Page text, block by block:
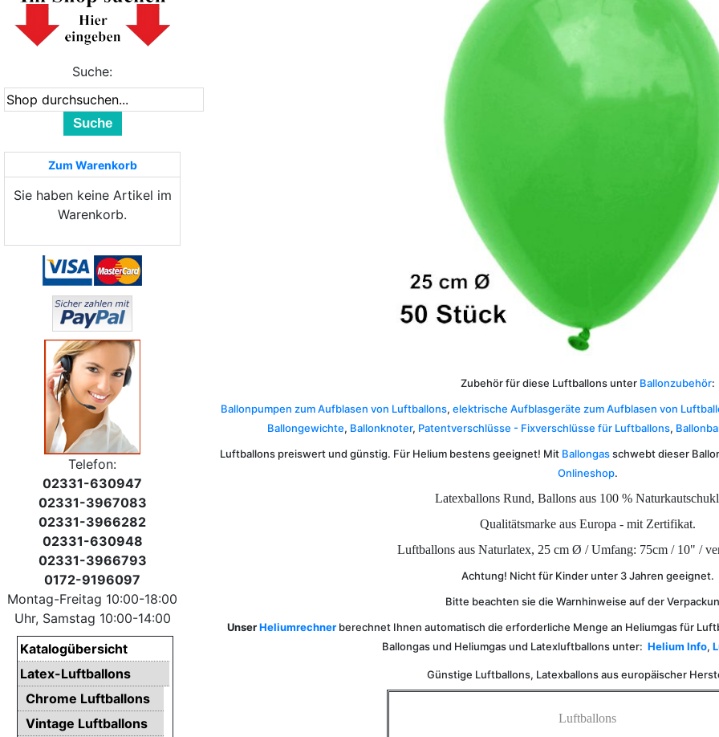
Zubehör für diese Luftballons unter Ballonzubehör:
Ballonpumpen zum Aufblasen von Luftballons, elektrische Aufblasgeräte zum Aufblasen von
Ballongewichte, Ballonknoter, Patentverschlüsse - Fixverschlüsse für Luftballons,
Luftballons preiswert und günstig. Für Helium bestens geeignet! Mit Ballongasschwebt dieser
Onlineshop.
Latexballons Rund, Ballons aus 100 %
Qualitätsmarke aus Europa - mit Zertifikat.
Luftballons aus Naturlatex, 25 cm Ø / Umfang: 75cm / 10" /
Achtung! Nicht für Kinder unter 3 Jahren geeignet.
Bitte beachten sie die Warnhinweise auf der
UnserHeliumrechnerberechnet Ihnen automatisch die erforderliche Menge an Heliumgas für
Ballongas und Heliumgas und Latexluftballons unter: Helium Info,
Günstige Luftballons, Latexballons aus europäischer
Luftballons
Suche:
Suche
Zum Warenkorb
Sie haben keine Artikel im
Warenkorb.
Telefon:
02331-630947
02331-3967083
02331-3966282
02331-630948
02331-3966793
0172-9196097
Montag-Freitag 10:00-18:00
Uhr, Samstag 10:00-14:00
Katalogübersicht
Latex-Luftballons
Chrome Luftballons
Vintage Luftballons